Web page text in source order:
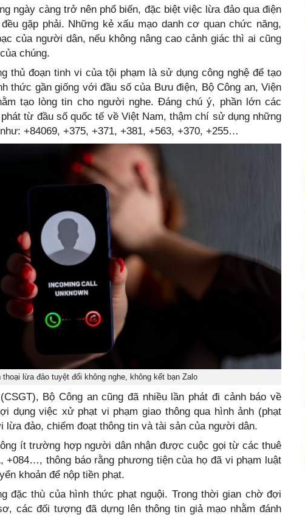
ngày càng trở nên phổ biến, đặc biệt việc lừa đảo qua điện
gặp phải. Những kẻ xấu mạo danh cơ quan chức năng,
của người dân, nếu không nâng cao cảnh giác thì ai cũng
chúng.
thủ đoạn tinh vi của tội phạm là sử dụng công nghệ để tạo
thức gần giống với đầu số của Bưu điện, Bộ Công an, Viện
tạo lòng tin cho người nghe. Đáng chú ý, phần lớn các
từ đầu số quốc tế về Việt Nam, thậm chí sử dụng những
+84069, +375, +371, +381, +563, +370, +255…
thoại lừa đảo tuyệt đối không nghe, không kết bạn Zalo
Bộ Công an cũng đã nhiều lần phát đi cảnh báo về
dụng việc xử phạt vi phạm giao thông qua hình ảnh (phạt
lừa đảo, chiếm đoạt thông tin và tài sản của người dân.
ít trường hợp người dân nhận được cuộc gọi từ các thuê
+084…, thông báo rằng phương tiện của họ đã vi phạm luật
khoản để nộp tiền phạt.
đặc thù của hình thức phạt nguội. Trong thời gian chờ đợi
các đối tượng đã dựng lên thông tin giả mạo nhằm đánh